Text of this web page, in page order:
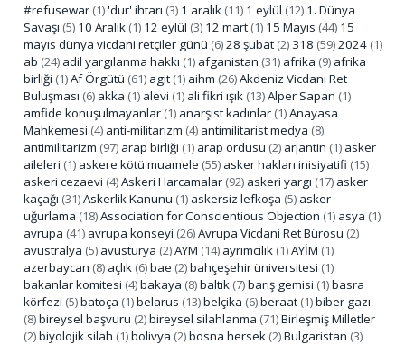
#refusewar (1) 'dur' ihtarı (3) 1 aralık (11) 1 eylül (12) 1. Dünya
Savaşı (5) 10 Aralık (1) 12 eylül (3) 12 mart (1) 15 Mayıs (44) 15
mayıs dünya vicdani retçiler günü (6)28 şubat (2) 318 (59)2024 (1)
ab (24) adil yargılanma hakkı (1) afganistan (31) afrika (9) afrika
birliği (1)Af Örgütü (61) agit (1) aihm (26)Akdeniz Vicdani Ret
Buluşması (6) akka (1) alevi (1) ali fikri ışık (13)Alper Sapan (1)
amfide konuşulmayanlar (1) anarşist kadınlar (1)Anayasa
Mahkemesi (4) anti-militarizm (4) antimilitarist medya (8)
antimilitarizm (97) arap birliği (1) arap ordusu (2) arjantin (1) asker
aileleri (1) askere kötü muamele (55) asker hakları inisiyatifi (15)
askeri cezaevi (4)Askeri Harcamalar (92) askeri yargı (17) asker
kaçağı (31)Askerlik Kanunu (1) askersiz lefkoşa (5) asker
uğurlama (18)Association for Conscientious Objection (1) asya (1)
avrupa (41) avrupa konseyi (26)Avrupa Vicdani Ret Bürosu (2)
avustralya (5) avusturya (2)AYM (14) ayrımcılık (1)AYİM (1)
azerbaycan (8) açlık (6)bae (2)bahçeşehir üniversitesi (1)
bakanlar komitesi (4)bakaya (8)baltık (7)barış gemisi (1)basra
körfezi (5)batoça (1)belarus (13)belçika (6)beraat (1)biber gazı
(8)bireysel başvuru (2)bireysel silahlanma (71)Birleşmiş Milletler
(2)biyolojik silah (1)bolivya (2)bosna hersek (2)Bulgaristan (3)